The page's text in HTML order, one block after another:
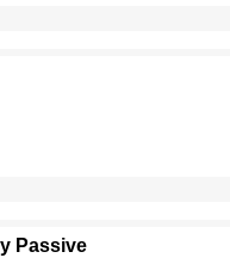
Passive